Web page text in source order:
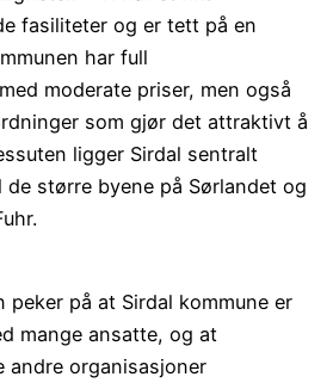
fasiliteter og er tett på en
har full
moderate priser, men også
som gjør det attraktivt å
ligger Sirdal sentralt
større byene på Sørlandet og
peker på at Sirdal kommune er
mange ansatte, og at
andre organisasjoner